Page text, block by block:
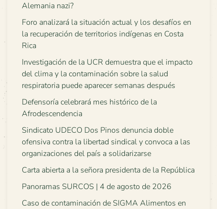
Alemania nazi?
Foro analizará la situación actual y los desafíos en
la recuperación de territorios indígenas en Costa
Rica
Investigación de la UCR demuestra que el impacto
del clima y la contaminación sobre la salud
respiratoria puede aparecer semanas después
Defensoría celebrará mes histórico de la
Afrodescendencia
Sindicato UDECO Dos Pinos denuncia doble
ofensiva contra la libertad sindical y convoca a las
organizaciones del país a solidarizarse
Carta abierta a la señora presidenta de la República
Panoramas SURCOS | 4 de agosto de 2026
Caso de contaminación de SIGMA Alimentos en